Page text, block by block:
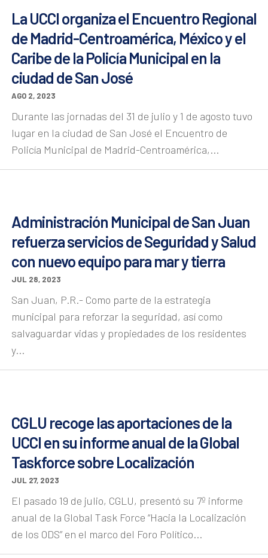
La UCCI organiza el Encuentro Regional
de Madrid-Centroamérica, México y el
Caribe de la Policía Municipal en la
ciudad de San José
AGO 2, 2023
Durante las jornadas del 31 de julio y 1 de agosto tuvo
lugar en la ciudad de San José el Encuentro de
Policía Municipal de Madrid-Centroamérica,...
Administración Municipal de San Juan
refuerza servicios de Seguridad y Salud
con nuevo equipo para mar y tierra
JUL 28, 2023
San Juan, P.R.- Como parte de la estrategia
municipal para reforzar la seguridad, así como
salvaguardar vidas y propiedades de los residentes
y...
CGLU recoge las aportaciones de la
UCCI en su informe anual de la Global
Taskforce sobre Localización
JUL 27, 2023
El pasado 19 de julio, CGLU, presentó su 7º informe
anual de la Global Task Force “Hacia la Localización
de los ODS” en el marco del Foro Político...